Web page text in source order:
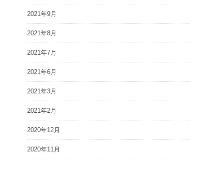
2021年9月
2021年8月
2021年7月
2021年6月
2021年3月
2021年2月
2020年12月
2020年11月